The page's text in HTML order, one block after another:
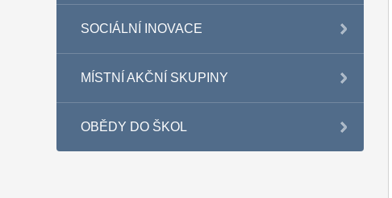
SOCIÁLNÍ INOVACE
MÍSTNÍ AKČNÍ SKUPINY
OBĚDY DO ŠKOL